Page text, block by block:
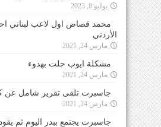
يوليو 8, 2023
محمد قصاص اول لاعب لبناني
الأردني
مارس 24, 2021
مشكلة ايوب حلت بهدوء
مارس 24, 2021
جاسبرت تلقى تقرير شامل عن
مارس 24, 2021
جاسبرت يجتمع ببدر اليوم ثم